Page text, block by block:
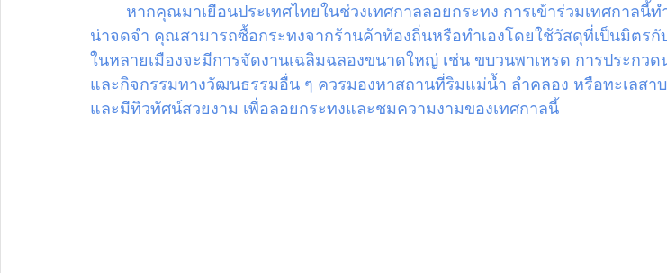
หากคุณมาเยือนประเทศไทยในช่วงเทศกาลลอยกระทง การเข้าร่วมเทศกาลนี้ท
น่าจดจำ คุณสามารถซื้อกระทงจากร้านค้าท้องถิ่นหรือทำเองโดยใช้วัสดุที่เป็นมิตรกั
ในหลายเมืองจะมีการจัดงานเฉลิมฉลองขนาดใหญ่ เช่น ขบวนพาเหรด การประกว
และกิจกรรมทางวัฒนธรรมอื่น ๆ ควรมองหาสถานที่ริมแม่น้ำ ลำคลอง หรือทะเลสา
และมีทิวทัศน์สวยงาม เพื่อลอยกระทงและชมความงามของเทศกาลนี้